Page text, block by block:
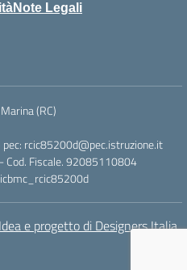
Note Legali
(RC)
rcic85200d@pec.istruzione.it
Cod. Fiscale. 92085110804
icbmc_rcic85200d
Idea e progetto di Designers Italia